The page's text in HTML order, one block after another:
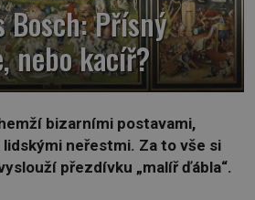
Bosch: Přísný
nebo kacíř?
bizarními postavami,
neřestmi. Za to vše si
přezdívku „malíř ďábla“.